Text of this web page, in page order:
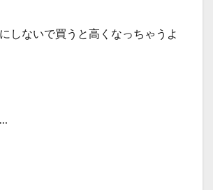
しないで買うと高くなっちゃうよ